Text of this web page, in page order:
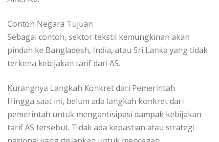
Contoh Negara Tujuan
Sebagai contoh, sektor tekstil kemungkinan akan
pindah ke Bangladesh, India, atau Sri Lanka yang tidak
terkena kebijakan tarif dari AS.
Kurangnya Langkah Konkret dari Pemerintah
Hingga saat ini, belum ada langkah konkret dari
pemerintah untuk mengantisipasi dampak kebijakan
tarif AS tersebut. Tidak ada kepastian atau strategi